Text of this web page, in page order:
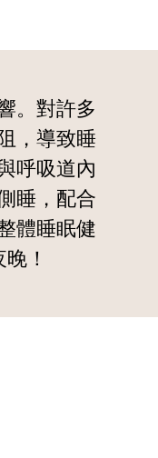
。對許多
，導致睡
呼吸道內
睡，配合
體睡眠健
！